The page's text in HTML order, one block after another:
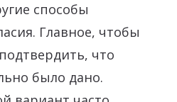
способы
Главное, чтобы
что
было дано.